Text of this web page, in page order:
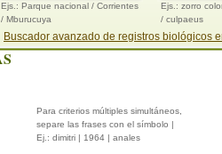
Ejs.: zorro
/ culpaeus
Ejs.: Parque nacional / Corrientes
/ Mburucuya
Buscador avanzado de registros biológicos
Para criterios múltiples simultáneos,
separe las frases con el símbolo |
Ej.: dimitri | 1964 | anales